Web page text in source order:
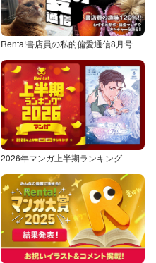
Renta!書店員の私的偏愛通信8月号
2026年マンガ上半期ランキング